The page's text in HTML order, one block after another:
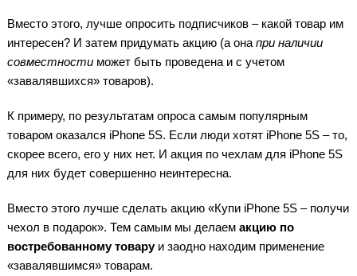
Вместо этого, лучше опросить подписчиков – какой товар им
интересен? И затем придумать акцию (а она при наличии
совместностиможет быть проведена и с учетом
«завалявшихся» товаров).
К примеру, по результатам опроса самым популярным
товаром оказался iPhone 5S. Если люди хотят iPhone 5S – то,
скорее всего, его у них нет. И акция по чехлам для iPhone 5S
для них будет совершенно неинтересна.
Вместо этого лучше сделать акцию «Купи iPhone 5S – получи
чехол в подарок». Тем самым мы делаем акцию по
востребованному товаруи заодно находим применение
«завалявшимся» товарам.